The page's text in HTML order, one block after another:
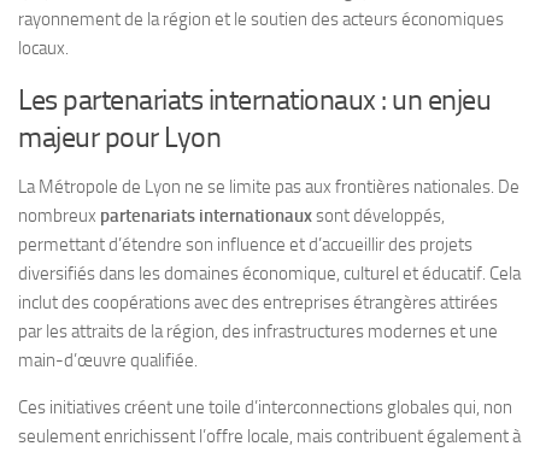
rayonnement de la région et le soutien des acteurs économiques
locaux.
Les partenariats internationaux : un enjeu
majeur pour Lyon
La Métropole de Lyon ne se limite pas aux frontières nationales. De
nombreux partenariats internationauxsont développés,
permettant d’étendre son influence et d’accueillir des projets
diversifiés dans les domaines économique, culturel et éducatif. Cela
inclut des coopérations avec des entreprises étrangères attirées
par les attraits de la région, des infrastructures modernes et une
main-d’œuvre qualifiée.
Ces initiatives créent une toile d’interconnections globales qui, non
seulement enrichissent l’offre locale, mais contribuent également à